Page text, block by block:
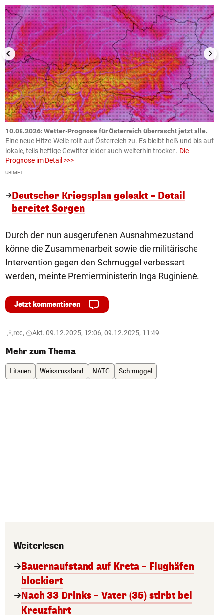
10.08.2026: Wetter-Prognose für Österreich überrascht jetzt alle.
Eine neue Hitze-Welle rollt auf Österreich zu. Es bleibt heiß und bis auf
lokale, teils heftige Gewitter leider auch weiterhin trocken. Die
Prognose im Detail >>>
UBIMET
Deutscher Kriegsplan geleakt – Detail
bereitet Sorgen
Durch den nun ausgerufenen Ausnahmezustand
könne die Zusammenarbeit sowie die militärische
Intervention gegen den Schmuggel verbessert
werden, meinte Premierministerin Inga Ruginienė.
Jetzt kommentieren
red, Akt. 09.12.2025, 12:06, 09.12.2025, 11:49
Mehr zum Thema
Litauen Weissrussland NATO Schmuggel
Weiterlesen
Bauernaufstand auf Kreta – Flughäfen
blockiert
Nach 33 Drinks – Vater (35) stirbt bei
Kreuzfahrt